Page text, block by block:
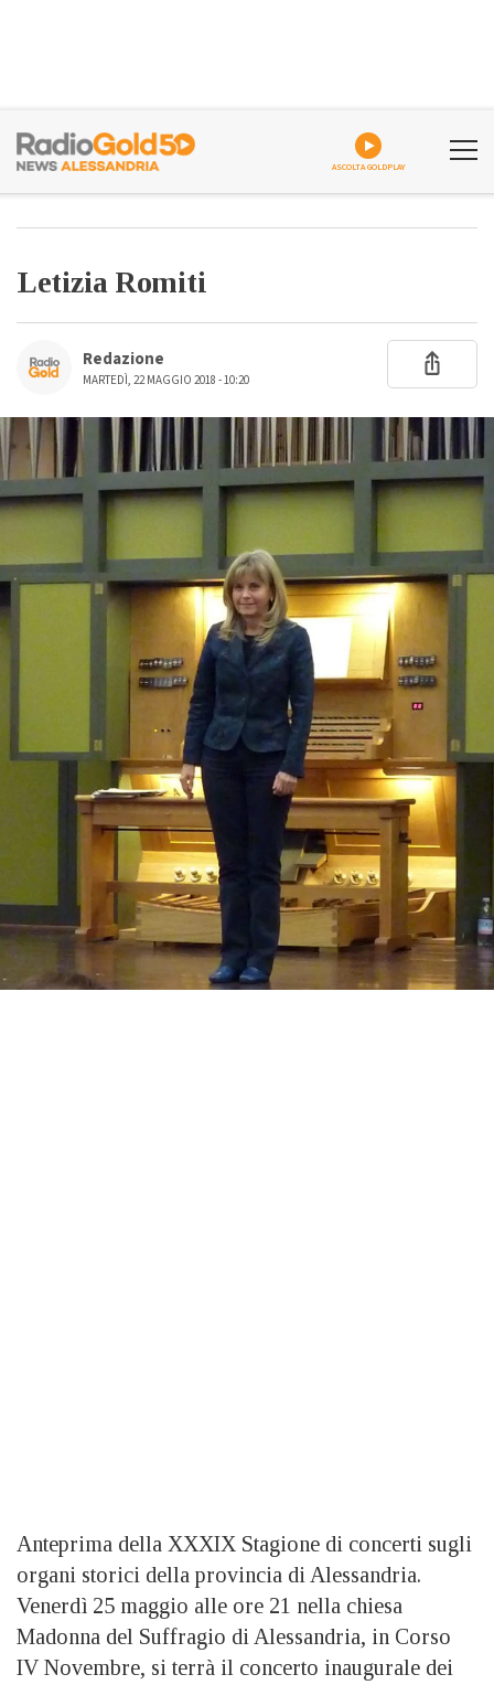
ASCOLTA GOLDPLAY
Letizia Romiti
Redazione
MARTEDÌ, 22 MAGGIO 2018 - 10:20
Anteprima della XXXIX Stagione di concerti sugli
organi storici della provincia di Alessandria.
Venerdì 25 maggio alle ore 21 nella chiesa
Madonna del Suffragio di Alessandria, in Corso
IV Novembre, si terrà il concerto inaugurale dei